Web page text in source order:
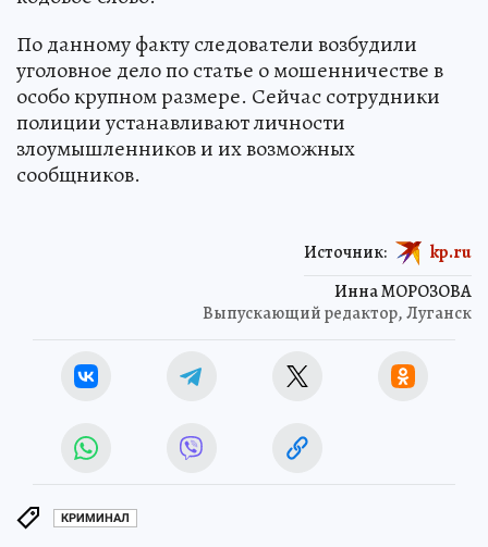
По данному факту следователи возбудили
уголовное дело по статье о мошенничестве в
особо крупном размере. Сейчас сотрудники
полиции устанавливают личности
злоумышленников и их возможных
сообщников.
Инна МОРОЗОВА
Выпускающий редактор, Луганск
Источник: kp.ru
КРИМИНАЛ